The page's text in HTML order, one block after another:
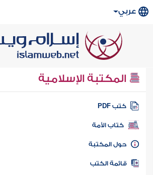
عربي
المكتبة الإسلامية
كتب PDF
كتاب الأمة
المكتبة